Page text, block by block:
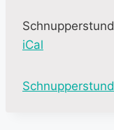
iCal
M